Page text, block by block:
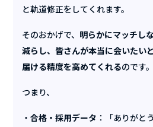
と軌道修正をしてくれます。
そのおかげで、 明らかにマッチし
減らし、皆さんが本当に会いたい
届ける精度を高めてくれるのです。
つまり、
・合格・採用データ ：「ありがと